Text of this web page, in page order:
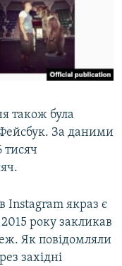
також була
За даними
тисяч
Instagram якраз є
року закликав
Як повідомляли
західні